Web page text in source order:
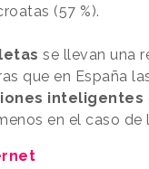
(57 %).
se llevan una
que en España
inteligentes
en el caso de